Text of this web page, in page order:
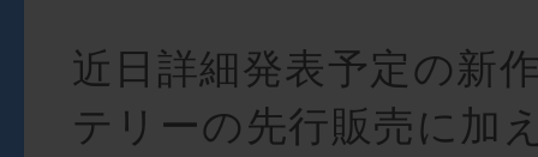
近日詳細発表予定の新
テリーの先行販売に加